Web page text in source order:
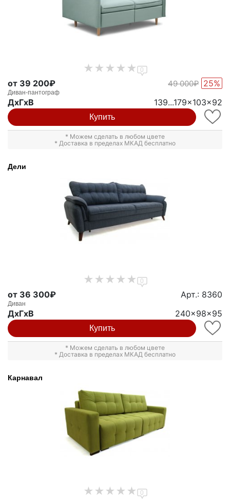
0
от 39 200₽ 49 000₽ 25%
Диван-пантограф
ДxГxВ 139...179x103x92
Купить
* Можем сделать в любом цвете
* Доставка в пределах МКАД бесплатно
Дели
0
от 36 300₽ Арт.: 8360
Диван
ДxГxВ 240x98x95
Купить
* Можем сделать в любом цвете
* Доставка в пределах МКАД бесплатно
Карнавал
0